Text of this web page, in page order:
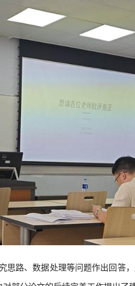
思路、数据处理等问题作出回答